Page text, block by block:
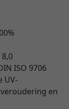
ISO 9706
UV-
en